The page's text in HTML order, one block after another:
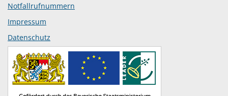
Notfallrufnummern
Impressum
Datenschutz